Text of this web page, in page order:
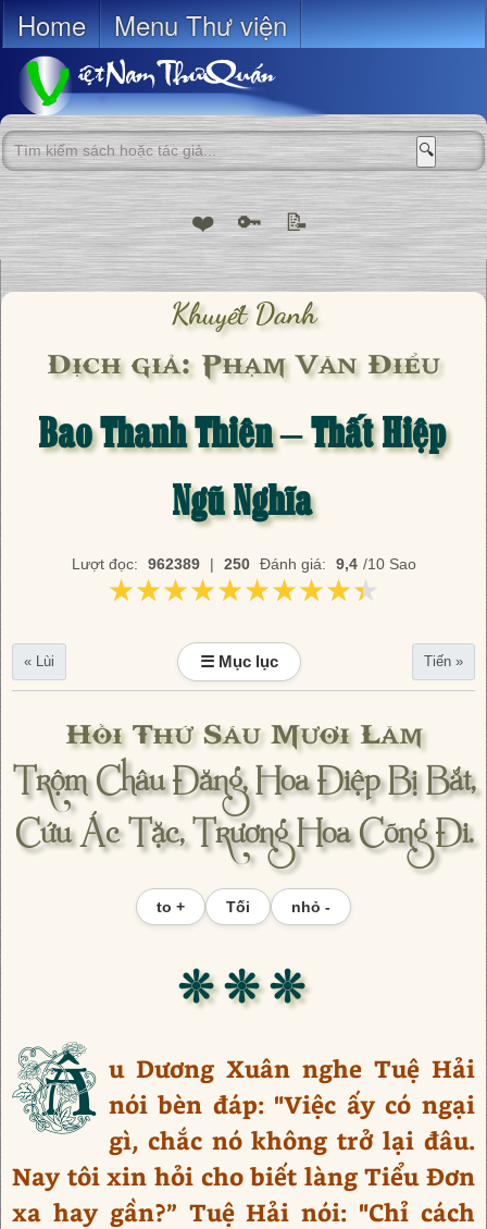
Home Menu Thư viện
🔍
❤️ 🔑 📝
Khuyết Danh
Dịch giả: Phạm Văn Điểu
Bao Thanh Thiên – Thất Hiệp
Ngũ Nghĩa
Lượt đọc: 962389 | 250 Đánh giá: 9,4 /10 Sao
★★★★★★★★★★
★★★★★★★★★★
« Lùi ☰ Mục lục Tiến »
Hồi Thứ Sáu Mươi Lăm
Trộm Châu Đăng, Hoa Điệp Bị Bắt,
Cứu Ác Tặc, Trương Hoa Cõng Đi.
to + Tối nhỏ -
❊ ❊ ❊
Â u Dương Xuân nghe Tuệ Hải
nói bèn đáp: "Việc ấy có ngại
gì, chắc nó không trở lại đâu.
Nay tôi xin hỏi cho biết làng Tiểu Đơn
xa hay gần?” Tuệ Hải nói: "Chỉ cách